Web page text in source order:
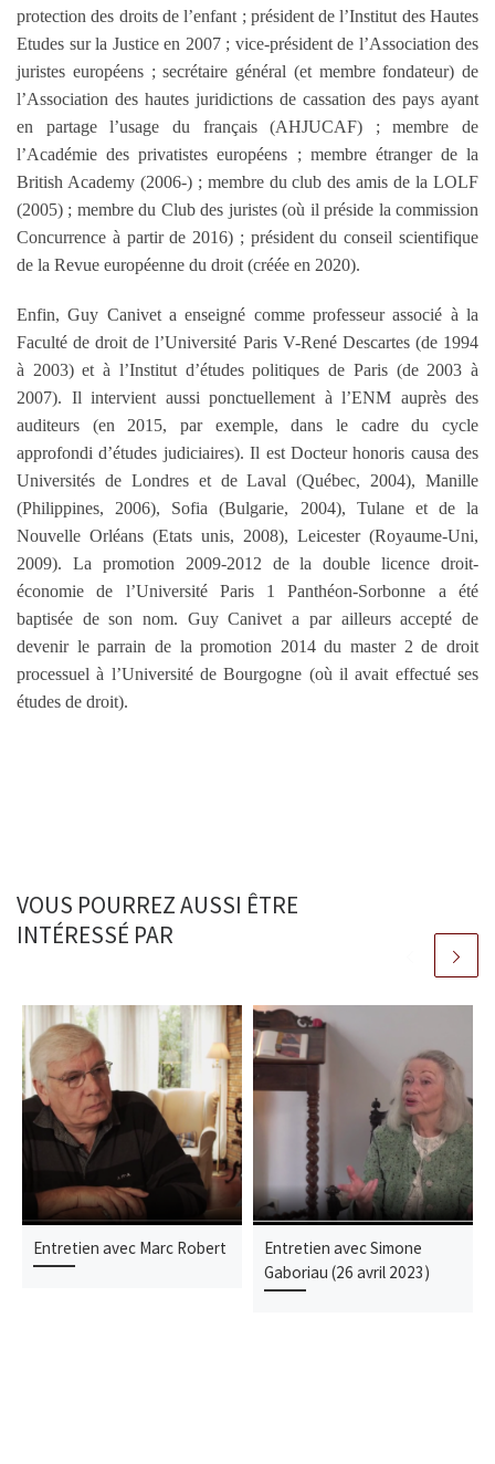
protection des droits de l’enfant ; président de l’Institut des Hautes
Etudes sur la Justice en 2007 ; vice-président de l’Association des
juristes européens ; secrétaire général (et membre fondateur) de
l’Association des hautes juridictions de cassation des pays ayant
en partage l’usage du français (AHJUCAF) ; membre de
l’Académie des privatistes européens ; membre étranger de la
British Academy (2006-) ; membre du club des amis de la LOLF
(2005) ; membre du Club des juristes (où il préside la commission
Concurrence à partir de 2016) ; président du conseil scientifique
de la Revue européenne du droit (créée en 2020).
Enfin, Guy Canivet a enseigné comme professeur associé à la
Faculté de droit de l’Université Paris V-René Descartes (de 1994
à 2003) et à l’Institut d’études politiques de Paris (de 2003 à
2007). Il intervient aussi ponctuellement à l’ENM auprès des
auditeurs (en 2015, par exemple, dans le cadre du cycle
approfondi d’études judiciaires). Il est Docteur honoris causa des
Universités de Londres et de Laval (Québec, 2004), Manille
(Philippines, 2006), Sofia (Bulgarie, 2004), Tulane et de la
Nouvelle Orléans (Etats unis, 2008), Leicester (Royaume-Uni,
2009). La promotion 2009-2012 de la double licence droit-
économie de l’Université Paris 1 Panthéon-Sorbonne a été
baptisée de son nom. Guy Canivet a par ailleurs accepté de
devenir le parrain de la promotion 2014 du master 2 de droit
processuel à l’Université de Bourgogne (où il avait effectué ses
études de droit).
VOUS POURREZ AUSSI ÊTRE
INTÉRESSÉ PAR
Entretien avec Marc Robert
Entretien avec Simone
Gaboriau (26 avril 2023)